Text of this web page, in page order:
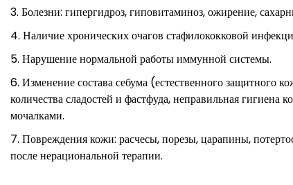
Болезни: гипергидроз, гиповитаминоз, ожирение,
Наличие хронических очагов стафилококковой
Нарушение нормальной работы иммунной системы.
Изменение состава себума (естественного защитного
количества сладостей и фастфуда, неправильная
мочалками.
Повреждения кожи: расчесы, порезы, царапины,
после нерациональной терапии.